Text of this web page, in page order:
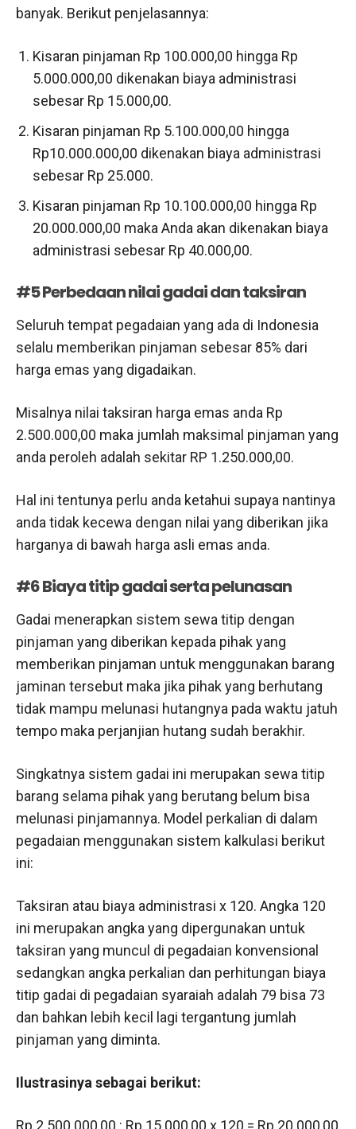
banyak. Berikut penjelasannya:
Kisaran pinjaman Rp 100.000,00 hingga Rp
5.000.000,00 dikenakan biaya administrasi
sebesar Rp 15.000,00.
Kisaran pinjaman Rp 5.100.000,00 hingga
Rp10.000.000,00 dikenakan biaya administrasi
sebesar Rp 25.000.
Kisaran pinjaman Rp 10.100.000,00 hingga Rp
20.000.000,00 maka Anda akan dikenakan biaya
administrasi sebesar Rp 40.000,00.
#5 Perbedaan nilai gadai dan taksiran
Seluruh tempat pegadaian yang ada di Indonesia
selalu memberikan pinjaman sebesar 85% dari
harga emas yang digadaikan.
Misalnya nilai taksiran harga emas anda Rp
2.500.000,00 maka jumlah maksimal pinjaman yang
anda peroleh adalah sekitar RP 1.250.000,00.
Hal ini tentunya perlu anda ketahui supaya nantinya
anda tidak kecewa dengan nilai yang diberikan jika
harganya di bawah harga asli emas anda.
#6 Biaya titip gadai serta pelunasan
Gadai menerapkan sistem sewa titip dengan
pinjaman yang diberikan kepada pihak yang
memberikan pinjaman untuk menggunakan barang
jaminan tersebut maka jika pihak yang berhutang
tidak mampu melunasi hutangnya pada waktu jatuh
tempo maka perjanjian hutang sudah berakhir.
Singkatnya sistem gadai ini merupakan sewa titip
barang selama pihak yang berutang belum bisa
melunasi pinjamannya. Model perkalian di dalam
pegadaian menggunakan sistem kalkulasi berikut
ini:
Taksiran atau biaya administrasi x 120. Angka 120
ini merupakan angka yang dipergunakan untuk
taksiran yang muncul di pegadaian konvensional
sedangkan angka perkalian dan perhitungan biaya
titip gadai di pegadaian syaraiah adalah 79 bisa 73
dan bahkan lebih kecil lagi tergantung jumlah
pinjaman yang diminta.
Ilustrasinya sebagai berikut:
Rp 2.500.000,00 : Rp 15.000,00 x 120 = Rp 20.000,00